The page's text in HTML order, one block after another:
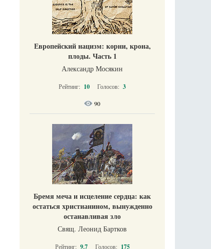
Европейский нацизм: корни, крона,
плоды. Часть 1
Александр Мосякин
Рейтинг: 10 Голосов: 3
90
Бремя меча и исцеление сердца: как
остаться христианином, вынужденно
останавливая зло
Свящ. Леонид Бартков
Рейтинг: 9.7 Голосов: 175